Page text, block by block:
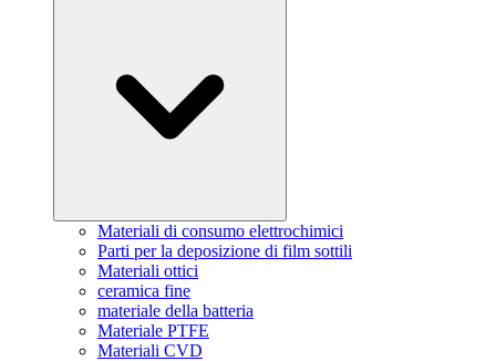
Materiali di consumo elettrochimici
Parti per la deposizione di film sottili
Materiali ottici
ceramica fine
materiale della batteria
Materiale PTFE
Materiali CVD